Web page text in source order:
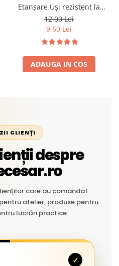
Etanșare Uși rezistent la
intemperii, raze UV,
îmbătrânire și temperaturi
extreme
12,00 Lei
9,60 Lei
ADAUGA IN COS
CLIENȚI
despre
care au comandat
atelier, produse pentru
lucrări practice.
✓